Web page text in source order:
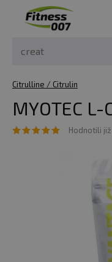
Citrulline / Citrulin
MYOTEC L-
Hodnotili